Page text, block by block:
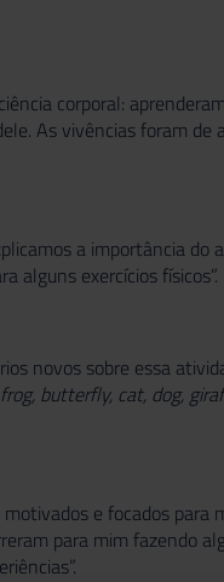
corporal:
As vivências foram
a importância do
alguns exercícios físicos”.
novos sobre essa
frog, butterfly, cat, dog,
e focados para
para mim fazendo